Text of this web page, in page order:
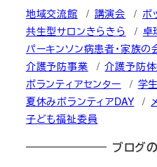
地域交流館 講演会
ボ
共生型サロンきらきら
卓
パーキンソン病患者・家族の
介護予防事業
介護予防
ボランティアセンター
学
夏休みボランティアDAY
子ども福祉委員
ブログ